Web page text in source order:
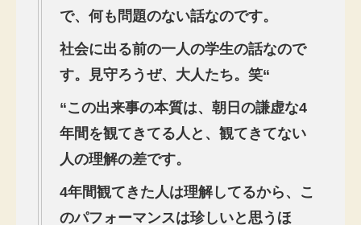
で、何も問題のない話なのです。
社会に出る前の一人の学生の話なので
す。見守ろうぜ、大人たち。笑“
“この出来事の本質は、朝日の謙虚な4
年間を観てきてる人と、観てきてない
人の理解の差です。
4年間観てきた人は理解してるから、こ
のパフォーマンスは珍しいと思うほ